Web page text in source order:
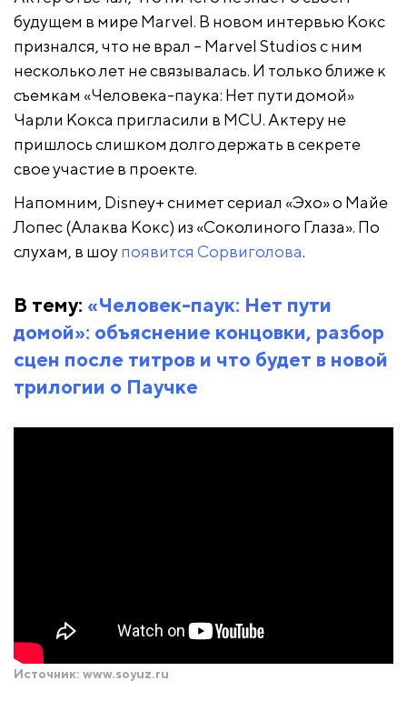
будущем в мире Marvel. В новом интервью Кокс
признался, что не врал – Marvel Studios с ним
несколько лет не связывалась. И только ближе к
съемкам «Человека-паука: Нет пути домой»
Чарли Кокса пригласили в MCU. Актеру не
пришлось слишком долго держать в секрете
свое участие в проекте.
Напомним, Disney+ снимет сериал «Эхо» о Майе
Лопес (Алаква Кокс) из «Соколиного Глаза». По
слухам, в шоупоявится Сорвиголова.
В тему: «Человек-паук: Нет пути
домой»: объяснение концовки, разбор
сцен после титров и что будет в новой
трилогии о Паучке
Источник: www.soyuz.ru